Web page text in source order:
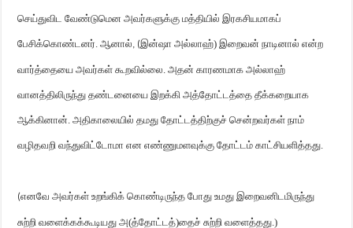
செய்துவிட வேண்டுமென அவர்களுக்கு மத்தியில் இரகசியமாகப்
பேசிக்கொண்டனர். ஆனால், (இன்ஷா அல்லாஹ்) இறைவன் நாடினால் என்ற
வார்த்தையை அவர்கள் கூறவில்லை. அதன் காரணமாக அல்லாஹ்
வானத்திலிருந்து தண்டனையை இறக்கி அத்தோட்டத்தை தீக்கறையாக
ஆக்கினான். அதிகாலையில் தமது தோட்டத்திற்குச் சென்றவர்கள் நாம்
வழிதவறி வந்துவிட்டோமா என எண்ணுமளவுக்கு தோட்டம் காட்சியளித்தது.
(எனவே அவர்கள் உறங்கிக் கொண்டிருந்த போது உமது இறைவனிடமிருந்து
சுற்றி வளைக்கக்கூடியது அ(த்தோட்டத்)தைச் சுற்றி வளைத்தது.)